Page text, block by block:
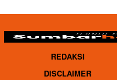
REDAKSI
DISCLAIMER